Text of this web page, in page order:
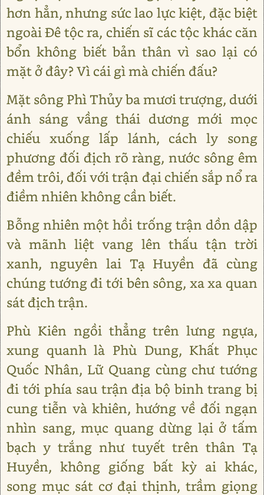
hơn hẳn, nhưng sức lao lực kiệt, đặc biệt
ngoài Đê tộc ra, chiến sĩ các tộc khác căn
bổn không biết bản thân vì sao lại có
mặt ở đây? Vì cái gì mà chiến đấu?
Mặt sông Phì Thủy ba mươi trượng, dưới
ánh sáng vầng thái dương mới mọc
chiếu xuống lấp lánh, cách ly song
phương đối địch rõ ràng, nước sông êm
đềm trôi, đối với trận đại chiến sắp nổ ra
điềm nhiên không cần biết.
Bỗng nhiên một hồi trống trận dồn dập
và mãnh liệt vang lên thấu tận trời
xanh, nguyên lai Tạ Huyền đã cùng
chúng tướng đi tới bên sông, xa xa quan
sát địch trận.
Phù Kiên ngồi thẳng trên lưng ngựa,
xung quanh là Phù Dung, Khất Phục
Quốc Nhân, Lữ Quang cùng chư tướng
đi tới phía sau trận địa bộ binh trang bị
cung tiễn và khiên, hướng về đối ngạn
nhìn sang, mục quang dừng lại ở tấm
bạch y trắng như tuyết trên thân Tạ
Huyền, không giống bất kỳ ai khác,
song mục sát cơ đại thịnh, trầm giọng